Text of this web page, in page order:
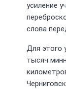
усиление
слова
Для этого
тысяч